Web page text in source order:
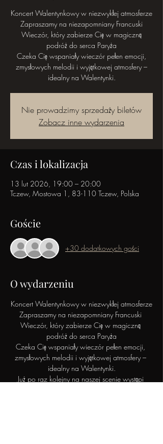
Koncert Walentynkowy w niezwykłej atmosferze
Zapraszamy na niezapomniany Francuski
Wieczór, który zabierze Cię w magiczną
podróż do serca Paryża
Czeka Cię wspaniały wieczór pełen emocji,
zmysłowych melodii i wyjątkowej atmosfery –
Nie prowadzimy sprzedaży biletów
Zobacz inne wydarzenia
Czas i lokalizacja
13 lut 2026, 19:00 – 20:00
Tczew, Mostowa 1, 83-110 Tczew, Polska
Goście
+30 dodatkowych gości
O wydarzeniu
Koncert Walentynkowy w niezwykłej atmosferze
Zapraszamy na niezapomniany Francuski
Wieczór, który zabierze Cię w magiczną
podróż do serca Paryża
Czeka Cię wspaniały wieczór pełen emocji,
zmysłowych melodii i wyjątkowej atmosfery –
idealny na Walentynki.
Już po raz kolejny na naszej scenie wystąpi